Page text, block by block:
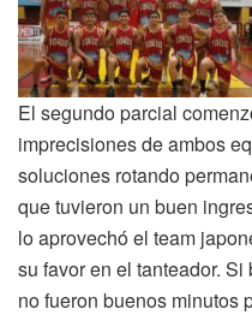
El segundo parcial
imprecisiones de ambos
soluciones rotando
que tuvieron un buen
lo aprovechó el team
su favor en el tanteador.
no fueron buenos minutos